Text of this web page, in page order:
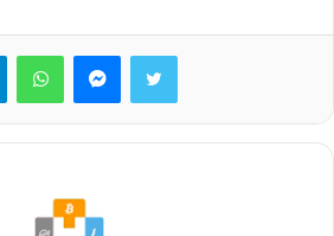
تويتر ماسنجر